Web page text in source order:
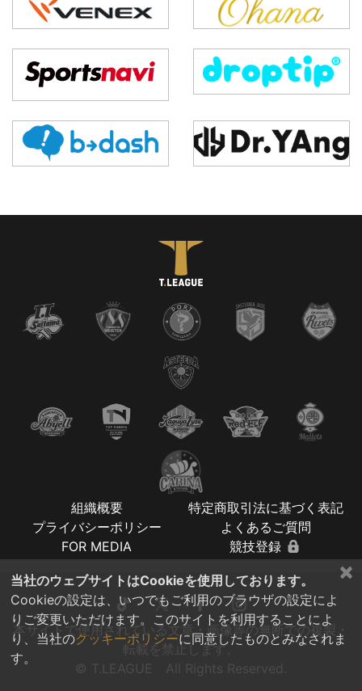
組織概要
特定商取引法に基づく表記
プライバシーポリシー
よくあるご質問
FOR MEDIA
競技登録
本サイトで使用されている文章・画像等の無断での複製・
転載を禁止します。
© T.LEAGUE All Rights Reserved.
×
当社のウェブサイトはCookieを使用しております。
Cookieの設定は、いつでもご利用のブラウザの設定によ
りご変更いただけます。このサイトを利用することによ
り、当社のクッキーポリシーに同意したものとみなされま
す。